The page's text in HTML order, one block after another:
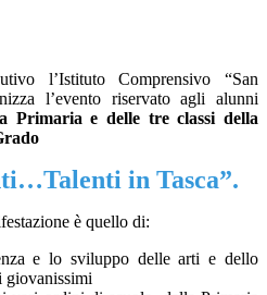
l’Istituto Comprensivo “San
l’evento riservato agli alunni
Primaria e delle tre classi della
in Tasca”.
è quello di:
e lo sviluppo delle arti e dello
giovanissimi